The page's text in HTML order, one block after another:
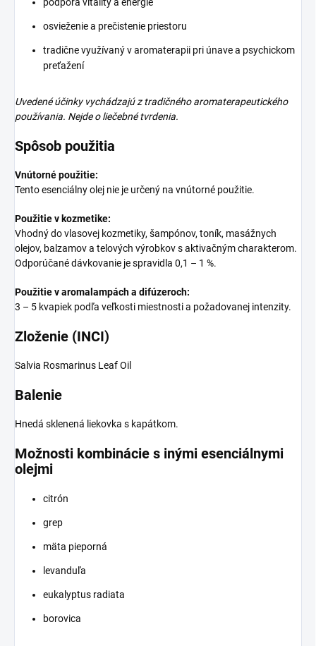
osvieženie a prečistenie priestoru
tradične využívaný v aromaterapii pri únave a psychickom
preťažení
Uvedené účinky vychádzajú z tradičného aromaterapeutického
používania. Nejde o liečebné tvrdenia.
Spôsob použitia
Vnútorné použitie:
Tento esenciálny olej nie je určený na vnútorné použitie.
Použitie v kozmetike:
Vhodný do vlasovej kozmetiky, šampónov, toník, masážnych
olejov, balzamov a telových výrobkov s aktivačným charakterom.
Odporúčané dávkovanie je spravidla 0,1 – 1 %.
Použitie v aromalampách a difúzeroch:
3 – 5 kvapiek podľa veľkosti miestnosti a požadovanej intenzity.
Zloženie (INCI)
Salvia Rosmarinus Leaf Oil
Balenie
Hnedá sklenená liekovka s kapátkom.
Možnosti kombinácie s inými esenciálnymi
olejmi
citrón
grep
mäta pieporná
levanduľa
eukalyptus radiata
borovica